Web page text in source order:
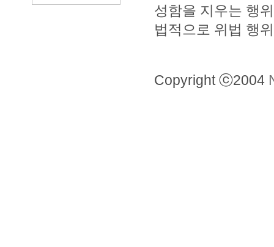
성함을 지우는 행
법적으로 위법 행
Copyright ⓒ2004